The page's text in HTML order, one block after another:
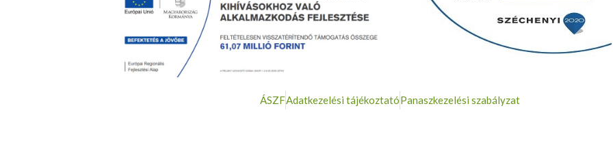
ÁSZFAdatkezelési tájékoztatóPanaszkezelési szabályzat